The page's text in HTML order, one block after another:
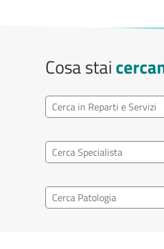
Cosa stai
Ricerca reparto
Ricerca specialisti
Ricerca nel patologia